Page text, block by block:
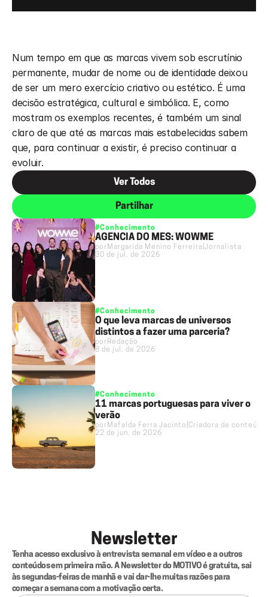
Num tempo em que as marcas vivem sob escrutínio
permanente, mudar de nome ou de identidade deixou
de ser um mero exercício criativo ou estético. É uma
decisão estratégica, cultural e simbólica. E, como
mostram os exemplos recentes, é também um sinal
claro de que até as marcas mais estabelecidas sabem
que, para continuar a existir, é preciso continuar a
evoluir.
Ver Todos
Partilhar
#Conhecimento
AGÊNCIA DO MÊS: WOWME
por Margarida Menino Ferreira Jornalista
30 de jul. de 2026
#Conhecimento
O que leva marcas de universos
distintos a fazer uma parceria?
por Redação
8 de jul. de 2026
#Conhecimento
11 marcas portuguesas para viver o
verão
por Mafalda Ferra Jacinto Criadora de
22 de jun. de 2026
Newsletter
Tenha acesso exclusivo à entrevista semanal em vídeo e a outros
conteúdos em primeira mão. A Newsletter do MOTIVO é gratuita, sai
às segundas-feiras de manhã e vai dar-lhe muitas razões para
começar a semana com a motivação certa.